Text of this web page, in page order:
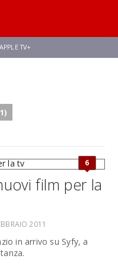
APPLE TV+
6
film per la
2011
in arrivo su Syfy, a